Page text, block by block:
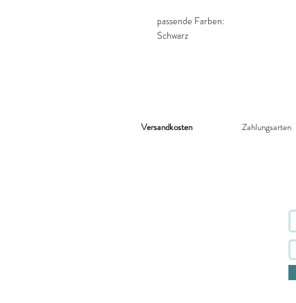
passende Farben:
Schwarz
Versandkosten Zahlungsarten